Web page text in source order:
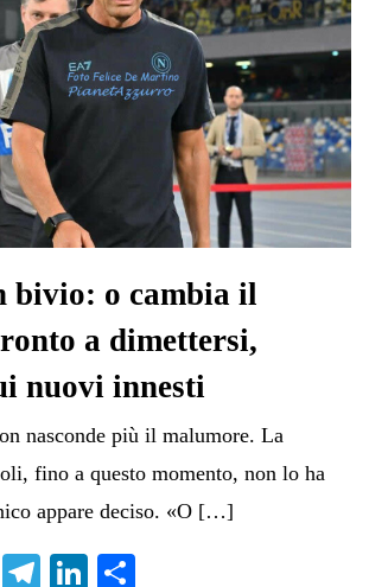
bivio: o cambia il
a dimettersi,
nuovi innesti
nasconde più il malumore. La
fino a questo momento, non lo ha
appare deciso. «O […]
W
Te
Li